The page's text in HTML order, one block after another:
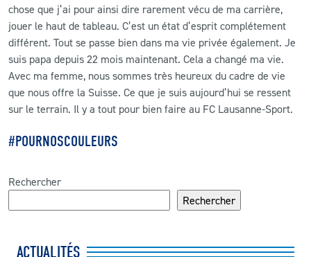
chose que j’ai pour ainsi dire rarement vécu de ma carrière,
jouer le haut de tableau. C’est un état d’esprit complétement
différent. Tout se passe bien dans ma vie privée également. Je
suis papa depuis 22 mois maintenant. Cela a changé ma vie.
Avec ma femme, nous sommes très heureux du cadre de vie
que nous offre la Suisse. Ce que je suis aujourd’hui se ressent
sur le terrain. Il y a tout pour bien faire au FC Lausanne-Sport.
#POURNOSCOULEURS
Rechercher
Rechercher
ACTUALITÉS